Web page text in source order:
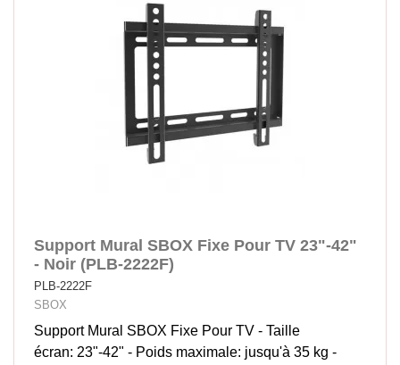
Support Mural SBOX Fixe Pour TV 23"-42"
- Noir (PLB-2222F)
PLB-2222F
SBOX
Support Mural SBOX Fixe Pour TV - Taille
écran: 23"-42" - Poids maximale: jusqu'à 35 kg -